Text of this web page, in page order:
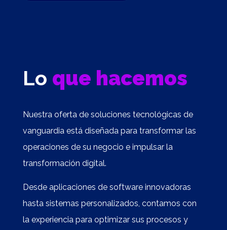
Lo que hacemos
Nuestra oferta de soluciones tecnológicas de
vanguardia está diseñada para transformar las
operaciones de su negocio e impulsar la
transformación digital.
Desde aplicaciones de software innovadoras
hasta sistemas personalizados, contamos con
la experiencia para optimizar sus procesos y